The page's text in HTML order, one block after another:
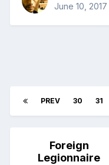
June 10, 2017
PREV 30 31
Foreign
Legionnaire